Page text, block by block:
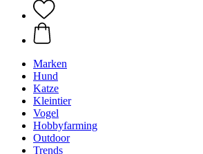
Marken
Hund
Katze
Kleintier
Vogel
Hobbyfarming
Outdoor
Trends